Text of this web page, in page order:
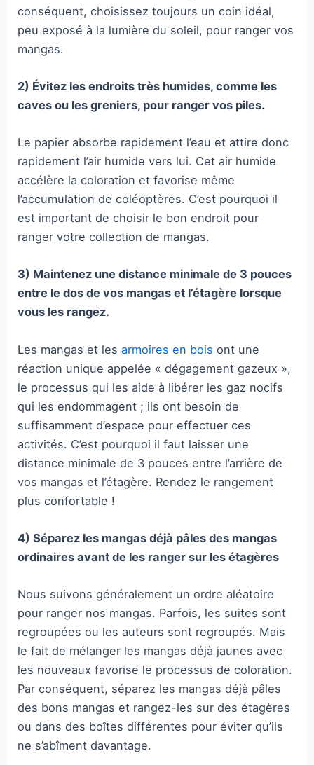
conséquent, choisissez toujours un coin idéal,
peu exposé à la lumière du soleil, pour ranger vos
mangas.
2) Évitez les endroits très humides, comme les
caves ou les greniers, pour ranger vos piles.
Le papier absorbe rapidement l’eau et attire donc
rapidement l’air humide vers lui. Cet air humide
accélère la coloration et favorise même
l’accumulation de coléoptères. C’est pourquoi il
est important de choisir le bon endroit pour
ranger votre collection de mangas.
3) Maintenez une distance minimale de 3 pouces
entre le dos de vos mangas et l’étagère lorsque
vous les rangez.
Les mangas et lesarmoires en bois ont une
réaction unique appelée « dégagement gazeux »,
le processus qui les aide à libérer les gaz nocifs
qui les endommagent ; ils ont besoin de
suffisamment d’espace pour effectuer ces
activités. C’est pourquoi il faut laisser une
distance minimale de 3 pouces entre l’arrière de
vos mangas et l’étagère. Rendez le rangement
plus confortable !
4) Séparez les mangas déjà pâles des mangas
ordinaires avant de les ranger sur les étagères
Nous suivons généralement un ordre aléatoire
pour ranger nos mangas. Parfois, les suites sont
regroupées ou les auteurs sont regroupés. Mais
le fait de mélanger les mangas déjà jaunes avec
les nouveaux favorise le processus de coloration.
Par conséquent, séparez les mangas déjà pâles
des bons mangas et rangez-les sur des étagères
ou dans des boîtes différentes pour éviter qu’ils
ne s’abîment davantage.